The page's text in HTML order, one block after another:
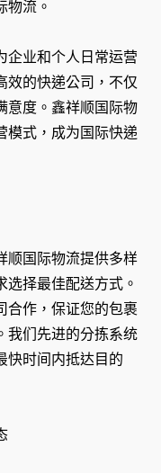
物流。
企业和个人日常运营
效的快递公司，不仅
意度。鑫祥顺国际物
模式，成为国际快递
顺国际物流提供多样
择最佳配送方式。
合作，保证您的包裹
我们先进的分拣系统
快时间内抵达目的